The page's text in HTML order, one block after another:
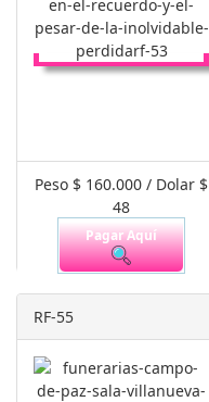
Peso $ 160.000 / Dolar $
48
Pagar Aquí
RF-55